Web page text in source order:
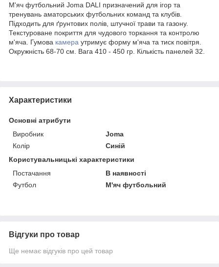
М'яч футбольний Joma DALI призначений для ігор та
тренувань аматорських футбольних команд та клубів.
Підходить для ґрунтових полів, штучної трави та газону.
Текстуроване покриття для чудового торкання та контролю
м'яча. Гумова камера утримує форму м'яча та тиск повітря.
Окружність 68-70 см. Вага 410 - 450 гр. Кількість панелей 32.
Характеристики
Основні атрибути
Виробник
Joma
Колір
Синій
Користувальницькі характеристики
Постачання
В наявності
Футбол
М'яч футбольний
Відгуки про товар
Ще немає відгуків про цей товар